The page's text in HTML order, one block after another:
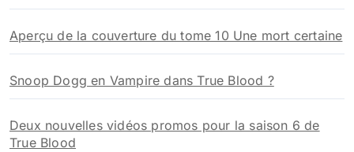
Aperçu de la couverture du tome 10 Une mort certaine
Snoop Dogg en Vampire dans True Blood ?
Deux nouvelles vidéos promos pour la saison 6 de
True Blood